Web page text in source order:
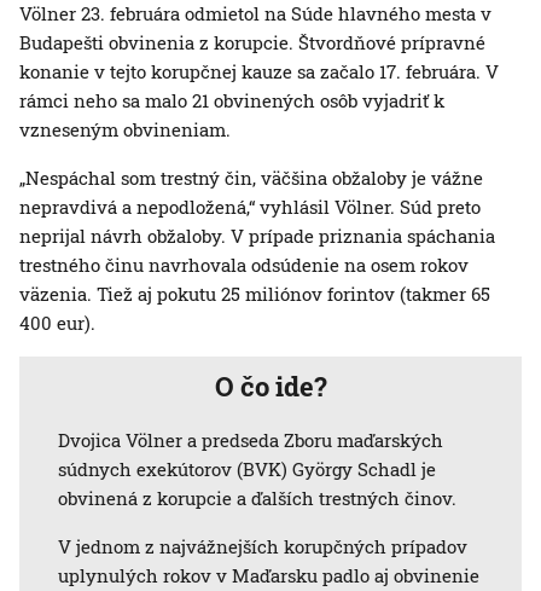
Völner 23. februára odmietol na Súde hlavného mesta v
Budapešti obvinenia z korupcie. Štvordňové prípravné
konanie v tejto korupčnej kauze sa začalo 17. februára. V
rámci neho sa malo 21 obvinených osôb vyjadriť k
vzneseným obvineniam.
„Nespáchal som trestný čin, väčšina obžaloby je vážne
nepravdivá a nepodložená,“ vyhlásil Völner. Súd preto
neprijal návrh obžaloby. V prípade priznania spáchania
trestného činu navrhovala odsúdenie na osem rokov
väzenia. Tiež aj pokutu 25 miliónov forintov (takmer 65
400 eur).
O čo ide?
Dvojica Völner a predseda Zboru maďarských
súdnych exekútorov (BVK) György Schadl je
obvinená z korupcie a ďalších trestných činov.
V jednom z najvážnejších korupčných prípadov
uplynulých rokov v Maďarsku padlo aj obvinenie